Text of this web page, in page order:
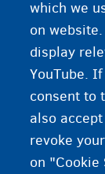
ኣብ በልጅዩም
ወከፍ በልጅዩማዊ
which we
on
display
YouTube.
consent to
also
revoke
on